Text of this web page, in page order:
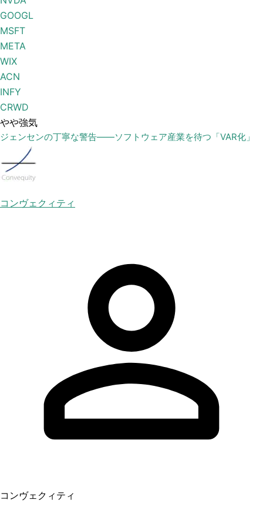
GOOGL
MSFT
META
WIX
ACN
INFY
CRWD
やや強気
ジェンセンの丁寧な警告——ソフトウェア産業を待つ「VAR化」
コンヴェクィティ
コンヴェクィティ